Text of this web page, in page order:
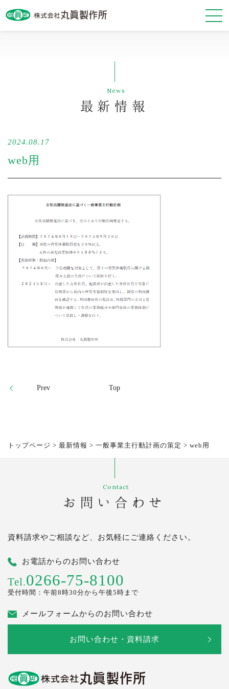
会社案内
News
最新情報
2024.08.17
web用
Prev Top
トップページ > 最新情報 > 一般事業主行動計画の策定 > web用
Contact
お問い合わせ
資料請求やご相談など、お気軽にご連絡ください。
お電話からのお問い合わせ
Tel.0266-75-8100
受付時間：午前8時30分から午後5時まで
メールフォームからのお問い合わせ
お問い合わせ・資料請求